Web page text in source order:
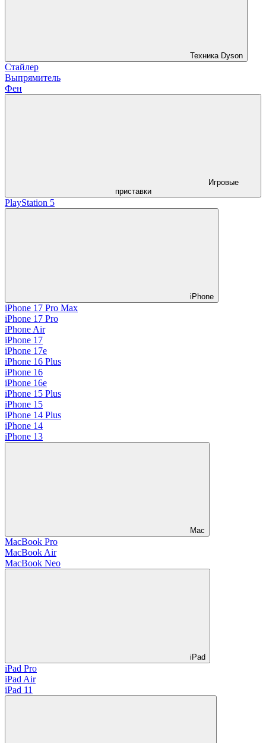
Техника Dyson
Стайлер
Выпрямитель
Фен
Игровые
приставки
PlayStation 5
iPhone
iPhone 17 Pro Max
iPhone 17 Pro
iPhone Air
iPhone 17
iPhone 17e
iPhone 16 Plus
iPhone 16
iPhone 16e
iPhone 15 Plus
iPhone 15
iPhone 14 Plus
iPhone 14
iPhone 13
Mac
MacBook Pro
MacBook Air
MacBook Neo
iPad
iPad Pro
iPad Air
iPad 11